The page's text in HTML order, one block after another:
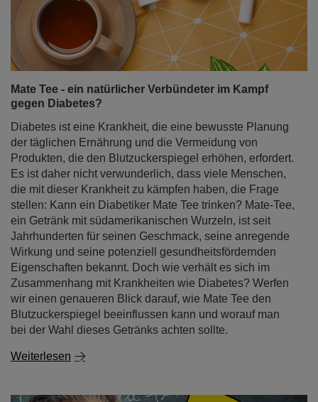
Mate Tee - ein natürlicher Verbündeter im Kampf
gegen Diabetes?
Diabetes ist eine Krankheit, die eine bewusste Planung
der täglichen Ernährung und die Vermeidung von
Produkten, die den Blutzuckerspiegel erhöhen, erfordert.
Es ist daher nicht verwunderlich, dass viele Menschen,
die mit dieser Krankheit zu kämpfen haben, die Frage
stellen: Kann ein Diabetiker Mate Tee trinken? Mate-Tee,
ein Getränk mit südamerikanischen Wurzeln, ist seit
Jahrhunderten für seinen Geschmack, seine anregende
Wirkung und seine potenziell gesundheitsfördernden
Eigenschaften bekannt. Doch wie verhält es sich im
Zusammenhang mit Krankheiten wie Diabetes? Werfen
wir einen genaueren Blick darauf, wie Mate Tee den
Blutzuckerspiegel beeinflussen kann und worauf man
bei der Wahl dieses Getränks achten sollte.
Weiterlesen